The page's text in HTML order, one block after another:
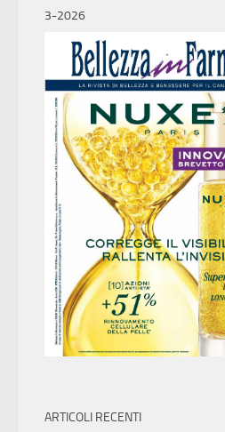
3-2026
ARTICOLI RECENTI